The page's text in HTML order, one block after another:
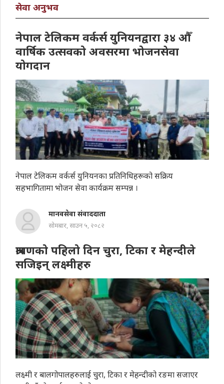
सेवा अनुभव
नेपाल टेलिकम वर्कर्स युनियनद्वारा ३४ औँ
वार्षिक उत्सवको अवसरमा भोजनसेवा
योगदान
नेपाल टेलिकम वर्कर्स युनियनका प्रतिनिधिहरूको सक्रिय
सहभागितामा भोजन सेवा कार्यक्रम सम्पन्न ।
मानवसेवा संवाददाता
सोमबार, साउन ५, २०८२
श्रावणको पहिलो दिन चुरा, टिका र मेहन्दीले
सजिइन् लक्ष्मीहरु
लक्ष्मी र बालगोपालहरुलाई चुरा, टिका र मेहन्दीको रङमा सजाएर